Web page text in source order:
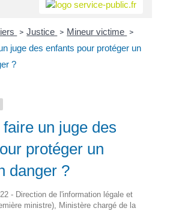
> Justice > Mineur victime >
juge des enfants pour protéger un
?
un juge des
protéger un
danger ?
- Direction de l'information légale et
ministre), Ministère chargé de la